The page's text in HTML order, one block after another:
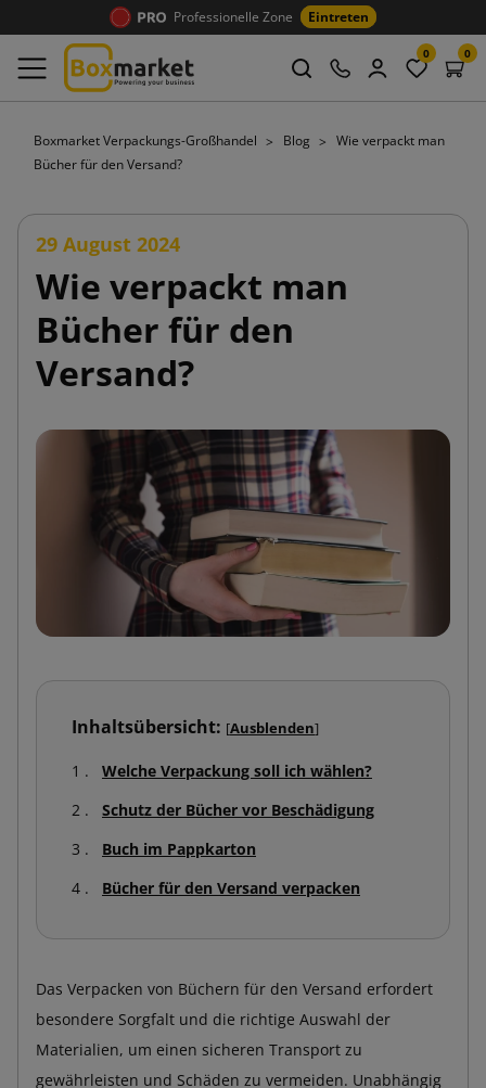
Professionelle Zone Eintreten
0 0
Boxmarket Verpackungs-Großhandel Blog
Wie verpackt man
Bücher für den Versand?
29 August 2024
Wie verpackt man
Bücher für den
Versand?
Inhaltsübersicht: [Ausblenden]
Welche Verpackung soll ich wählen?
Schutz der Bücher vor Beschädigung
Buch im Pappkarton
Bücher für den Versand verpacken
Das Verpacken von Büchern für den Versand erfordert
besondere Sorgfalt und die richtige Auswahl der
Materialien, um einen sicheren Transport zu
gewährleisten und Schäden zu vermeiden. Unabhängig